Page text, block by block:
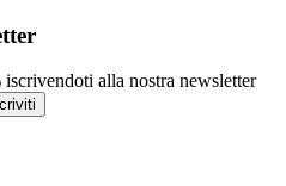
alla nostra newsletter